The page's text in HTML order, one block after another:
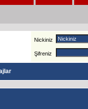
Nickiniz
Şifreniz